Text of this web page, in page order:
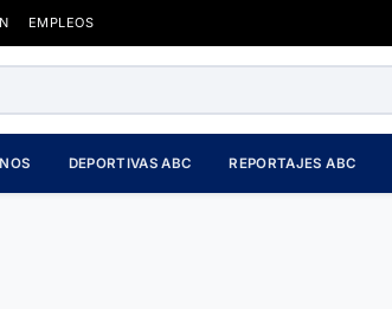
EMPLEOS
DEPORTIVAS ABC REPORTAJES ABC